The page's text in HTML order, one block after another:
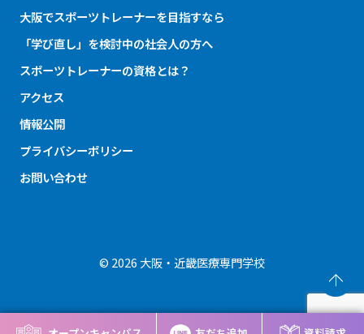
大阪でスポーツトレーナーを目指すなら
「学び直し」を検討中の社会人の方へ
スポーツトレーナーの資格とは？
アクセス
情報公開
プライバシーポリシー
お問い合わせ
© 2026 大阪・近畿医療専門学校